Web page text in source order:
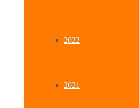
2022
2021